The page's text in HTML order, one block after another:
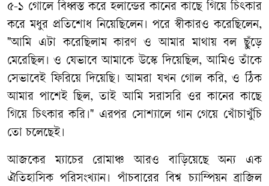
৫-১ গোলে বিধ্বস্ত করে হলান্ডের কানের কাছে গিয়ে চিৎকার
করে মধুর প্রতিশোধ নিয়েছিলেন। পরে স্বীকারও করেছিলেন,
"আমি এটা করেছিলাম কারণ ও আমার মাথায় বল ছুঁড়ে
মেরেছিল। ও যেভাবে আমাকে উস্কে দিয়েছিল, আমিও তাঁকে
সেভাবেই ফিরিয়ে দিয়েছি। আমরা যখন গোল করি, ও ঠিক
আমার পাশেই ছিল, তাই আমি সরাসরি ওর কানের কাছে
গিয়ে চিৎকার করি।" এরপর সোশ্যালে গান গেয়ে খোঁচাখুঁচি
তো চলেছেই।
আজকের ম্যাচের রোমাঞ্চ আরও বাড়িয়েছে অন্য এক
ঐতিহাসিক পরিসংখ্যান। পাঁচবারের বিশ্ব চ্যাম্পিয়ন ব্রাজিল